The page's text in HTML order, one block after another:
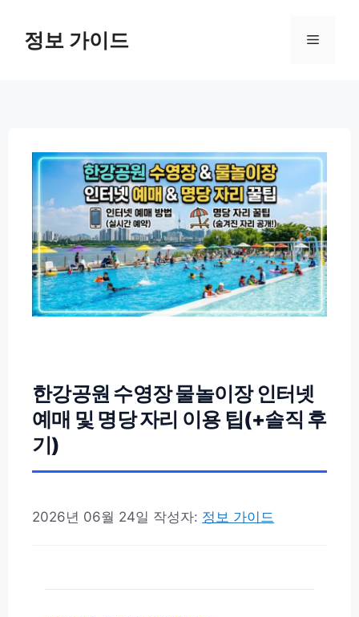
정보 가이드 메
한강공원 수영장 물놀이장 인터넷
예매 및 명당 자리 이용 팁(+솔직 후
기)
2026년 06월 24일 작성자: 정보 가이드